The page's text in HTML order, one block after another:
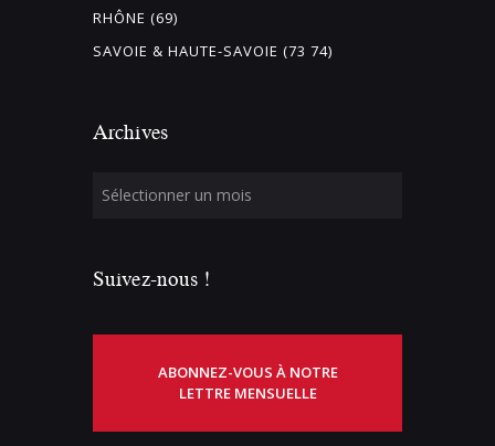
RHÔNE (69)
SAVOIE & HAUTE-SAVOIE (73 74)
Archives
Suivez-nous !
ABONNEZ-VOUS À NOTRE
LETTRE MENSUELLE